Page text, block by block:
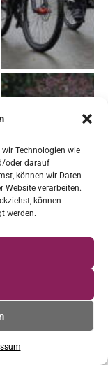
Technologien wie
oder darauf
können wir Daten
Website verarbeiten.
können
werden.